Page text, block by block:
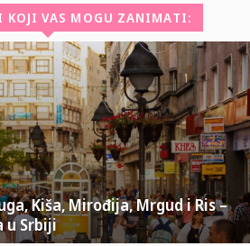
KOJI VAS MOGU ZANIMATI:
Kiša, Mirođija, Mrgud i Ris –
u Srbiji